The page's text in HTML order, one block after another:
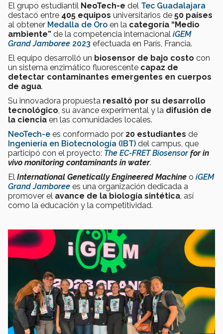
El grupo estudiantil NeoTech-e del Tec Guadalajara
destacó entre 405 equipos universitarios de 50 países
al obtener Medalla de Oro en la categoría “Medio
ambiente” de la competencia internacional iGEM
Grand Jamboree 2023 efectuada en París, Francia.
El equipo desarrolló un biosensor de bajo costo con
un sistema enzimático fluorescente capaz de
detectar contaminantes emergentes en cuerpos
de agua.
Su innovadora propuesta resaltó por su desarrollo
tecnológico , su avance experimental y la difusión de
la ciencia en las comunidades locales.
NeoTech-e es conformado por 20 estudiantes de
Ingeniería en Biotecnología (IBT) del campus, que
participó con el proyecto: The EC-FRET Biosensor for in
vivo monitoring contaminants in water.
El International Genetically Engineered Machine o iGEM
Grand Jamboree es una organización dedicada a
promover el avance de la biología sintética , así
como la educación y la competitividad.